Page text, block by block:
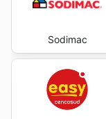
Sodimac